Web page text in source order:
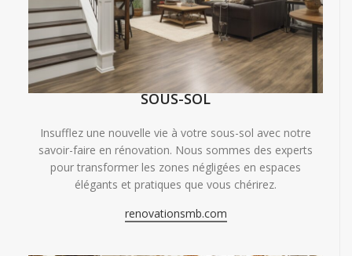
SOUS-SOL
Insufflez une nouvelle vie à votre sous-sol avec notre
savoir-faire en rénovation. Nous sommes des experts
pour transformer les zones négligées en espaces
élégants et pratiques que vous chérirez.
renovationsmb.com